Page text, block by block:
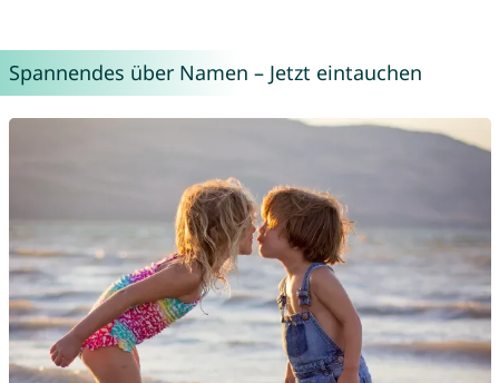
Spannendes über Namen – Jetzt eintauchen